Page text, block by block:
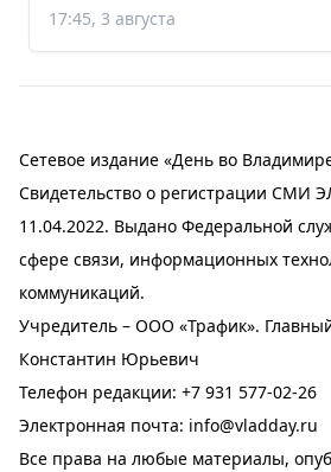
17:45, 3 августа
Сетевое издание «День во
Свидетельство о регистрации СМИ
11.04.2022. Выдано Федеральной
сфере связи, информационных
коммуникаций.
Учредитель – ООО «Трафик».
Константин Юрьевич
Телефон редакции: +7 931 577-02-26
Электронная почта: info@vladday.ru
Все права на любые материалы,